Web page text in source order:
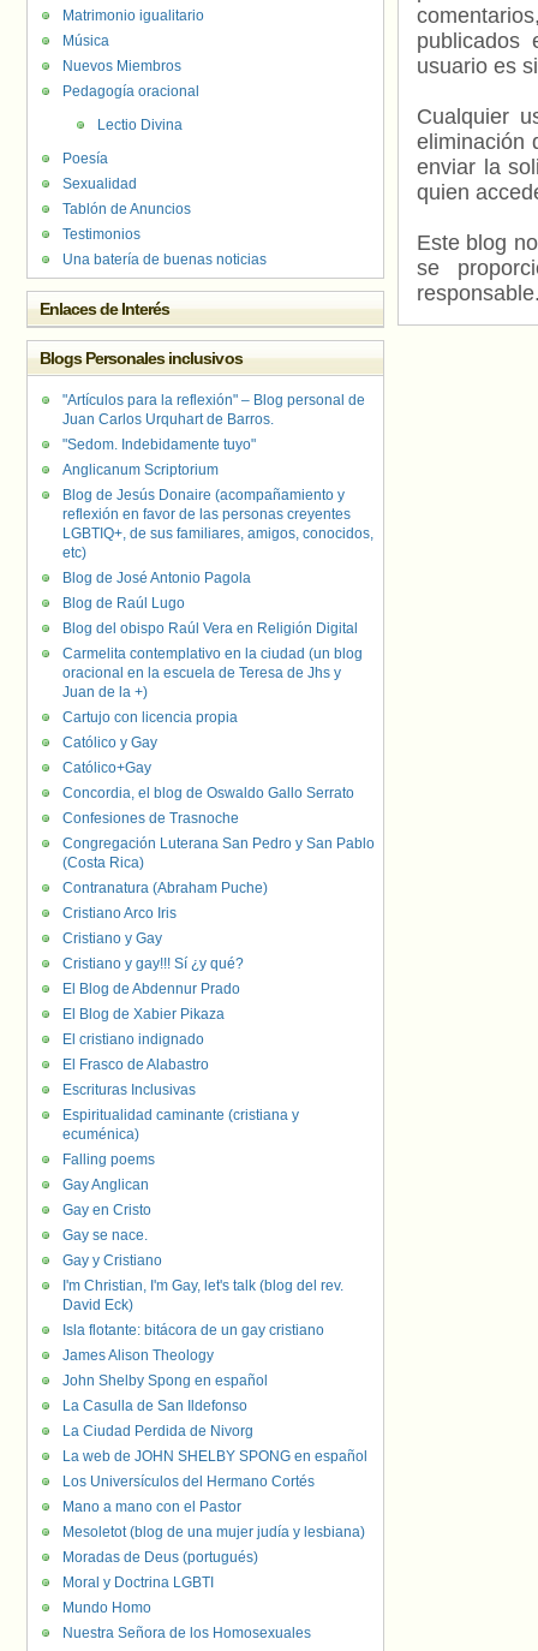
usuario es
Cualquier
eliminación
enviar la
quien
Este blog
se
Matrimonio igualitario
Música
Nuevos Miembros
Pedagogía oracional
Lectio Divina
Poesía
Sexualidad
Tablón de Anuncios
Testimonios
Una batería de buenas noticias
Enlaces de Interés
Blogs Personales inclusivos
"Artículos para la reflexión" – Blog personal de
Juan Carlos Urquhart de Barros.
"Sedom. Indebidamente tuyo"
Anglicanum Scriptorium
Blog de Jesús Donaire (acompañamiento y
reflexión en favor de las personas creyentes
LGBTIQ+, de sus familiares, amigos, conocidos,
etc)
Blog de José Antonio Pagola
Blog de Raúl Lugo
Blog del obispo Raúl Vera en Religión Digital
Carmelita contemplativo en la ciudad (un blog
oracional en la escuela de Teresa de Jhs y
Juan de la +)
Cartujo con licencia propia
Católico y Gay
Católico+Gay
Concordia, el blog de Oswaldo Gallo Serrato
Confesiones de Trasnoche
Congregación Luterana San Pedro y San Pablo
(Costa Rica)
Contranatura (Abraham Puche)
Cristiano Arco Iris
Cristiano y Gay
Cristiano y gay!!! Sí ¿y qué?
El Blog de Abdennur Prado
El Blog de Xabier Pikaza
El cristiano indignado
El Frasco de Alabastro
Escrituras Inclusivas
Espiritualidad caminante (cristiana y
ecuménica)
Falling poems
Gay Anglican
Gay en Cristo
Gay se nace.
Gay y Cristiano
I'm Christian, I'm Gay, let's talk (blog del rev.
David Eck)
Isla flotante: bitácora de un gay cristiano
James Alison Theology
John Shelby Spong en español
La Casulla de San Ildefonso
La Ciudad Perdida de Nivorg
La web de JOHN SHELBY SPONG en español
Los Universículos del Hermano Cortés
Mano a mano con el Pastor
Mesoletot (blog de una mujer judía y lesbiana)
Moradas de Deus (portugués)
Moral y Doctrina LGBTI
Mundo Homo
Nuestra Señora de los Homosexuales